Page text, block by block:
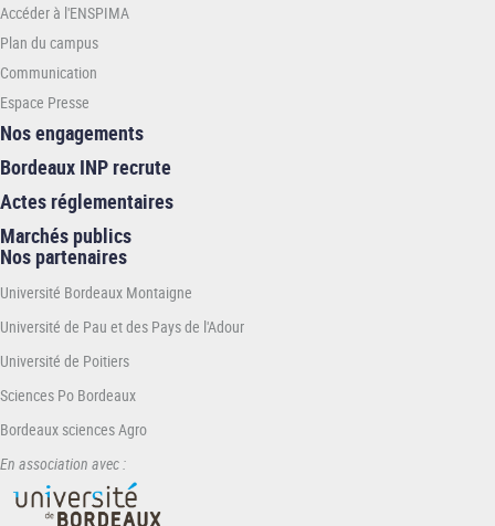
ENSPIMA
Accéder à l'ENSPIMA
Plan du campus
Communication
Espace Presse
Nos engagements
Bordeaux INP recrute
Actes réglementaires
Marchés publics
Nos partenaires
Université Bordeaux Montaigne
Université de Pau et des Pays de l'Adour
Université de Poitiers
Sciences Po Bordeaux
Bordeaux sciences Agro
En association avec :